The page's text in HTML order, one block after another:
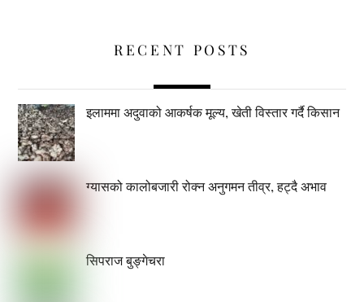
RECENT POSTS
इलाममा अदुवाको आकर्षक मूल्य, खेती विस्तार गर्दै किसान
ग्यासको कालोबजारी रोक्न अनुगमन तीव्र, हट्दै अभाव
सिपराज बुङ्गेचरा